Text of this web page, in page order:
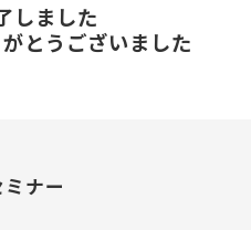
しました
とうございました
ナー